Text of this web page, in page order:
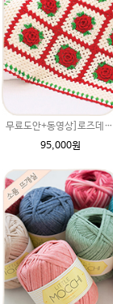
무료도안+동영상]로즈데이(울라인) 블랭킷 DIY 재료 패키지(블랭킷도안과 뜨개실)크리스마스 장미블랭킷 코바늘뜨기/울라인 뜨개실
95,000원